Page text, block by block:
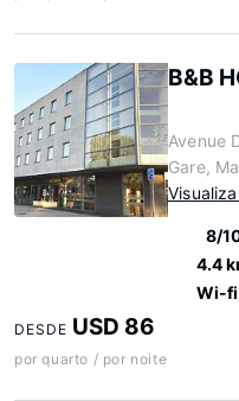
B&B
Avenue
Gare,
8/
4.4
Wi-
DESDE USD 86
por quarto / por noite